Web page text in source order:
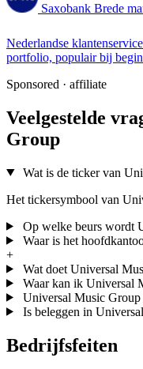
Saxobank Brede
Nederlandse
portfolio, populair bij
Sponsored · affiliate
Veelgestelde
Group
Wat is de ticker van
Het tickersymbool van
Op welke beurs wordt
Waar is het
+
Wat doet Universal
Waar kan ik Universal
Universal Music
Is beleggen in
Bedrijfsfeiten